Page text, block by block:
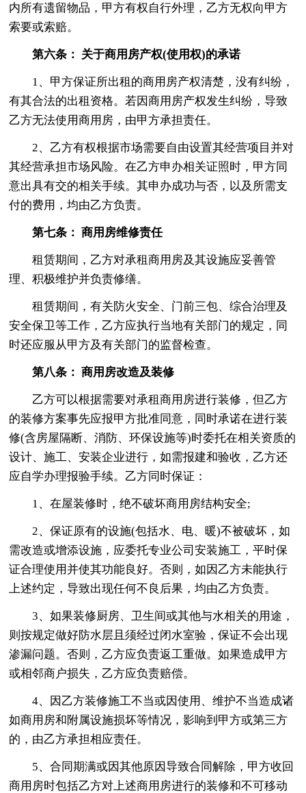
内所有遗留物品，甲方有权自行外理，乙方无权向甲方
索要或索赔。
第六条： 关于商用房产权(使用权)的承诺
1、甲方保证所出租的商用房产权清楚，没有纠纷，
有其合法的出租资格。若因商用房产权发生纠纷，导致
乙方无法使用商用房，由甲方承担责任。
2、乙方有权根据市场需要自由设置其经营项目并对
其经营承担市场风险。在乙方申办相关证照时，甲方同
意出具有交的相关手续。其申办成功与否，以及所需支
付的费用，均由乙方负责。
第七条： 商用房维修责任
租赁期间，乙方对承租商用房及其设施应妥善管
理、积极维护并负责修缮。
租赁期间，有关防火安全、门前三包、综合治理及
安全保卫等工作，乙方应执行当地有关部门的规定，同
时还应服从甲方及有关部门的监督检查。
第八条： 商用房改造及装修
乙方可以根据需要对承租商用房进行装修，但乙方
的装修方案事先应报甲方批准同意，同时承诺在进行装
修(含房屋隔断、消防、环保设施等)时委托在相关资质的
设计、施工、安装企业进行，如需报建和验收，乙方还
应自学办理报验手续。乙方同时保证：
1、在屋装修时，绝不破坏商用房结构安全;
2、保证原有的设施(包括水、电、暖)不被破坏，如
需改造或增添设施，应委托专业公司安装施工，平时保
证合理使用并使其功能良好。否则，如因乙方未能执行
上述约定，导致出现任何不良后果，均由乙方负责。
3、如果装修厨房、卫生间或其他与水相关的用途，
则按规定做好防水层且须经过闭水室验，保证不会出现
渗漏问题。否则，乙方应负责返工重做。如果造成甲方
或相邻商户损失，乙方应负责赔偿。
4、因乙方装修施工不当或因使用、维护不当造成诸
如商用房和附属设施损坏等情况，影响到甲方或第三方
的，由乙方承担相应责任。
5、合同期满或因其他原因导致合同解除，甲方收回
商用房时包括乙方对上述商用房进行的装修和不可移动